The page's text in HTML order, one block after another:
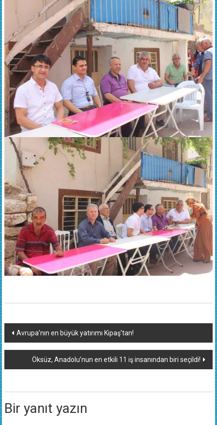
Yazı
dolaşımı
Avrupa’nın en büyük yatırımı Kipaş’tan!
Öksüz, Anadolu’nun en etkili 11 iş insanından biri seçildi!
Bir yanıt yazın